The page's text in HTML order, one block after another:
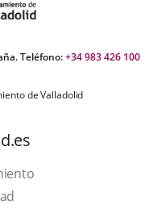
Teléfono:+34 983 426 100
de Valladolid